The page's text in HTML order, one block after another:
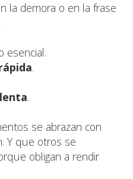
la demora o en la frase
esencial.
.
.
se abrazan con
Y que otros se
obligan a rendir